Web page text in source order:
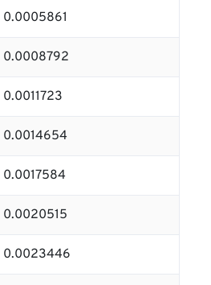
0.0005861
0.0008792
0.0011723
0.0014654
0.0017584
0.0020515
0.0023446